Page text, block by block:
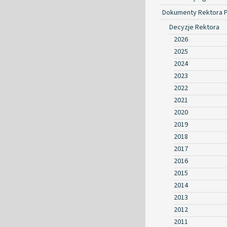
Dokumenty Rektora
Decyzje Rektora
2026
2025
2024
2023
2022
2021
2020
2019
2018
2017
2016
2015
2014
2013
2012
2011